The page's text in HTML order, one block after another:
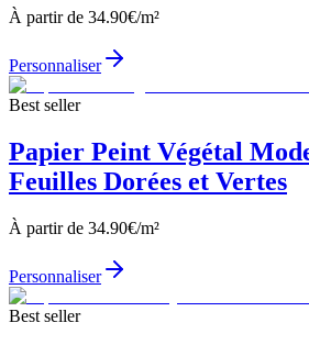
À partir de 34.90€/m²
Personnaliser
Best seller
Papier Peint Végétal
Feuilles Dorées et Vertes
À partir de 34.90€/m²
Personnaliser
Best seller